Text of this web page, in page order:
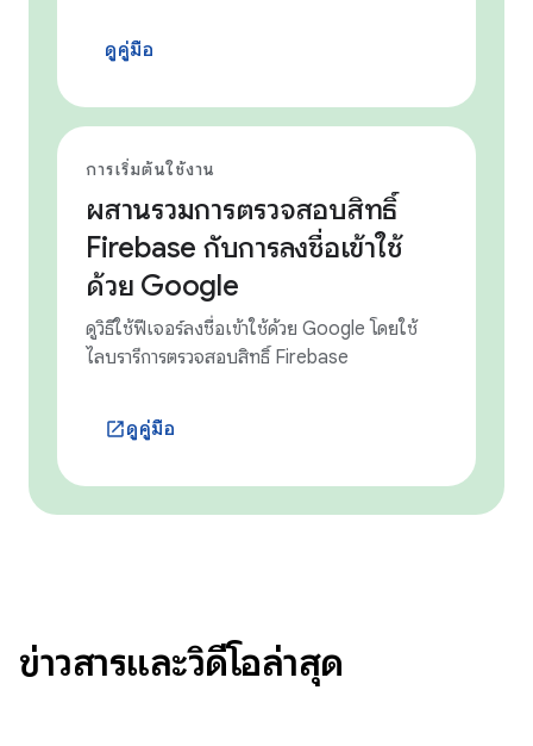
ดูคู่มือ
การเริ่มต้นใช้งาน
ผสานรวมการตรวจสอบสิทธิ์
Firebase กับการลงชื่อเข้าใช้
ด้วย Google
ดูวิธีใช้ฟีเจอร์ลงชื่อเข้าใช้ด้วย Google โดยใช้
ไลบรารีการตรวจสอบสิทธิ์ Firebase
launchดูคู่มือ
ข่าวสารและวิดีโอล่าสุด